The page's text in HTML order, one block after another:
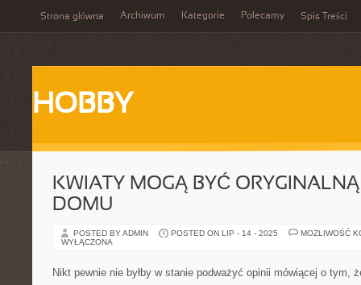
Strona główna Archiwum Kategorie Polecamy Spis Treści
HOBBY
KWIATY MOGĄ BYĆ
DOMU
POSTED BY ADMIN POSTED ON LIP - 14 - 2025
MOŻLIWOŚĆ
WYŁĄCZONA
Nikt pewnie nie byłby w stanie podważyć opinii mówiącej o tym,